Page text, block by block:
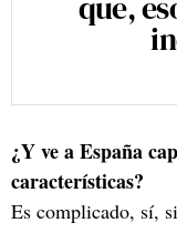
¿Y ve a España
características?
Es complicado, sí,